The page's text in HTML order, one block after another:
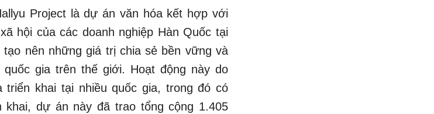
Project là dự án văn hóa kết hợp với
hội của các doanh nghiệp Hàn Quốc tại
nên những giá trị chia sẻ bền vững và
gia trên thế giới. Hoạt động này do
triển khai tại nhiều quốc gia, trong đó có
khai, dự án này đã trao tổng cộng 1.405